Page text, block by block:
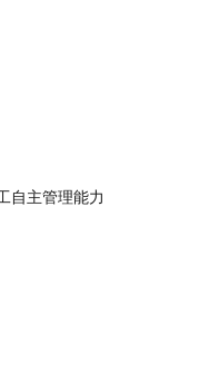
自主管理能力